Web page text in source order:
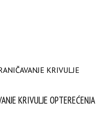
KRIVULJE
KRIVULJE OPTEREĆENJA